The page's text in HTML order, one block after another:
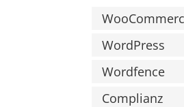
WordPress
Wordfence
Complianz